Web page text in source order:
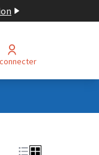
connecter